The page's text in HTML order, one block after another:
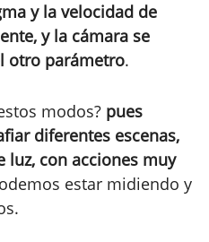
y la velocidad de
y la cámara se
otro parámetro.
modos? pues
diferentes escenas,
luz, con acciones muy
estar midiendo y